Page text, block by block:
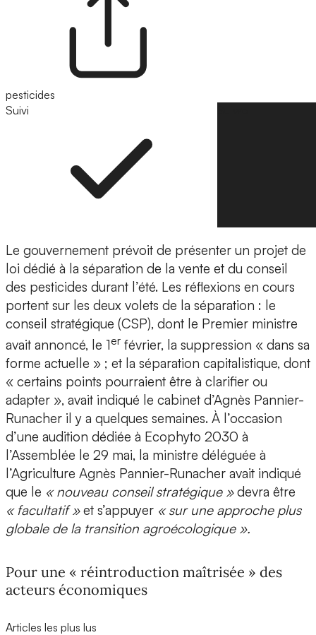
pesticides
Suivi
Le gouvernement prévoit de présenter un projet de
loi dédié à la séparation de la vente et du conseil
des pesticides durant l’été. Les réflexions en cours
portent sur les deux volets de la séparation : le
conseil stratégique (CSP), dont le Premier ministre
avait annoncé, le 1er février, la suppression « dans sa
forme actuelle » ; et la séparation capitalistique, dont
« certains points pourraient être à clarifier ou
adapter », avait indiqué le cabinet d’Agnès Pannier-
Runacher il y a quelques semaines. À l’occasion
d’une audition dédiée à Ecophyto 2030 à
l’Assemblée le 29 mai, la ministre déléguée à
l’Agriculture Agnès Pannier-Runacher avait indiqué
que le « nouveau conseil stratégique »devra être
« facultatif »et s’appuyer « sur une approche plus
globale de la transition agroécologique ».
Pour une « réintroduction maîtrisée » des
acteurs économiques
Articles les plus lus